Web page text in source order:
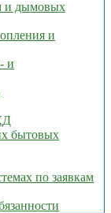
и дымовых
и
и
бытовых
по заявкам